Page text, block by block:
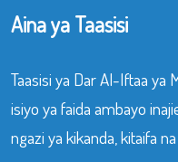
Aina ya Taasisi
Taasisi ya Dar Al-Iftaa ya
isiyo ya faida ambayo
ngazi ya kikanda, kitaifa